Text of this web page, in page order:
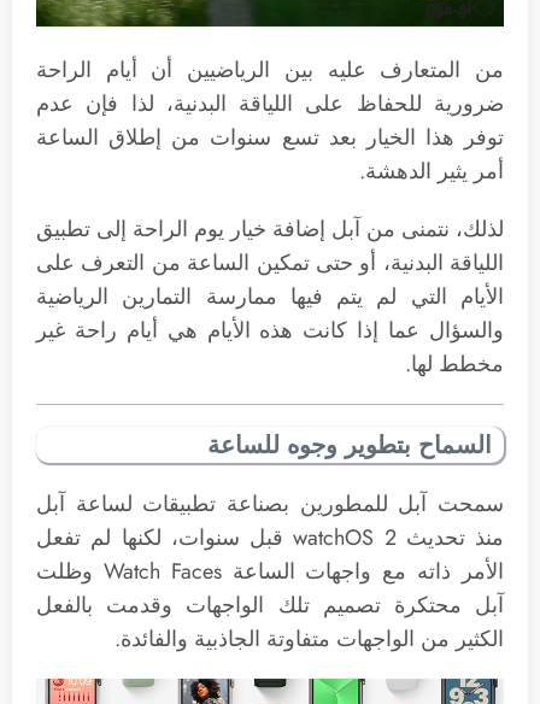
من المتعارف عليه بين الرياضيين أن أيام الراحة
ضرورية للحفاظ على اللياقة البدنية، لذا فإن عدم
توفر هذا الخيار بعد تسع سنوات من إطلاق الساعة
أمر يثير الدهشة.
لذلك، نتمنى من آبل إضافة خيار يوم الراحة إلى تطبيق
اللياقة البدنية، أو حتى تمكين الساعة من التعرف على
الأيام التي لم يتم فيها ممارسة التمارين الرياضية
والسؤال عما إذا كانت هذه الأيام هي أيام راحة غير
مخطط لها.
السماح بتطوير وجوه للساعة
سمحت آبل للمطورين بصناعة تطبيقات لساعة آبل
منذ تحديث watchOS 2 قبل سنوات، لكنها لم تفعل
الأمر ذاته مع واجهات الساعة Watch Faces وظلت
آبل محتكرة تصميم تلك الواجهات وقدمت بالفعل
الكثير من الواجهات متفاوتة الجاذبية والفائدة.